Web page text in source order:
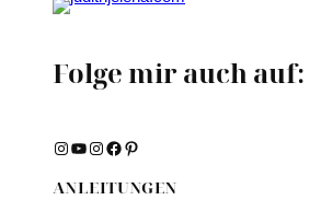
Folge mir auch auf:
Instagram YouTube Instagram Facebook Pinterest
ANLEITUNGEN